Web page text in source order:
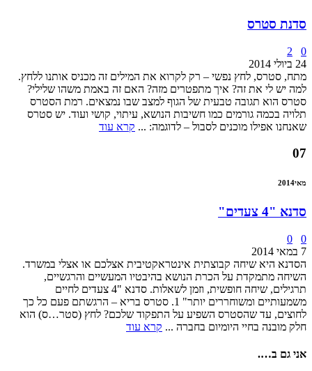
סדנת סטרס
0
2
24 ביולי 2014
מתח, סטרס, לחץ נפשי – רק לקרוא את המילים זה מכניס אותנו ללחץ.
למה יש לי את זה? איך מתפטרים מזה? האם זה באמת משהו שלילי?
סטרס הוא תגובה טבעית של הגוף למצב שבו נמצאים. רמת הסטרס
תלויה בכמה גורמים כמו חשיבות הנושא, עיתוי, קושי ועוד. יש סטרס
שאנחנו אפילו מוכנים לסבול – לדוגמה: ... קרא עוד
07
מאי2014
סדנא "4 צעדים"
0
0
7 במאי 2014
הסדנא היא שיחה קבוצתית אינטראקטיבית אצלכם או אצלי במשרד.
השיחה מתמקדת על הכרת הנושא בהיבטיו המעשיים והרגשיים,
תרגילים, שיחה חופשית, וזמן לשאלות. סדנא "4 צעדים לחיים
משמעותיים ומשוחררים יותר" 1. סטרס בריא – הרגשתם פעם כל כך
לחוצים, עד שהסטרס השפיע על התפקוד שלכם? לחץ (סטר…ס) הוא
חלק מובנה בחיי היומיום בחברה ... קרא עוד
אני גם ב….